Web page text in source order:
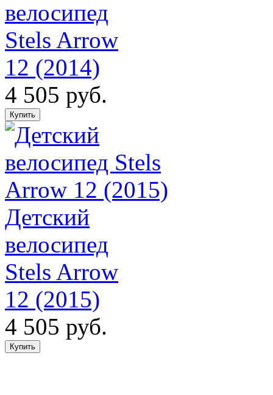
велосипед
Stels Arrow
12 (2014)
4 505 руб.
Детский
велосипед
Stels Arrow
12 (2015)
4 505 руб.